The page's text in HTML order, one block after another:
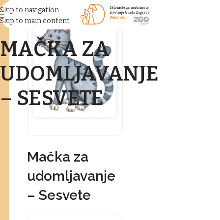
Skip to navigation
Skip to main content
MAČKA ZA
UDOMLJAVANJE
– SESVETE
Mačka za
udomljavanje
– Sesvete